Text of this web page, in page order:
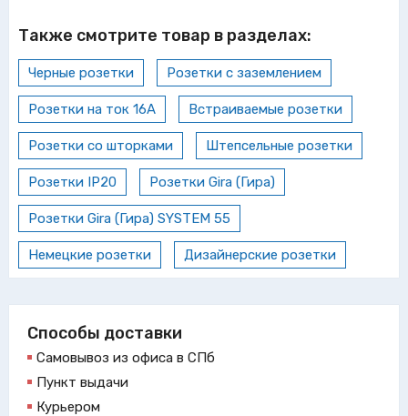
Также смотрите товар в разделах:
Черные розетки Розетки с заземлением
Розетки на ток 16А Встраиваемые розетки
Розетки со шторками Штепсельные розетки
Розетки IP20 Розетки Gira (Гира)
Розетки Gira (Гира) SYSTEM 55
Немецкие розетки Дизайнерские розетки
Способы доставки
Самовывоз из офиса в СПб
Пункт выдачи
Курьером